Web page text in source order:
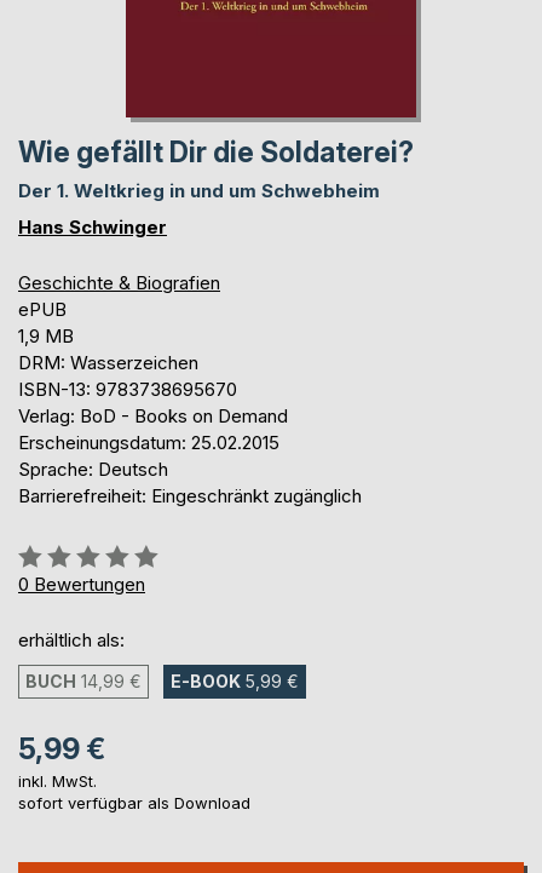
Wie gefällt Dir die Soldaterei?
Der 1. Weltkrieg in und um Schwebheim
Hans Schwinger
Geschichte & Biografien
ePUB
1,9 MB
DRM: Wasserzeichen
ISBN-13: 9783738695670
Verlag: BoD - Books on Demand
Erscheinungsdatum: 25.02.2015
Sprache: Deutsch
Barrierefreiheit: Eingeschränkt zugänglich
Bewertung::
0%
0 Bewertungen
erhältlich als:
BUCH 14,99 € E-BOOK 5,99 €
5,99 €
inkl. MwSt.
sofort verfügbar als Download